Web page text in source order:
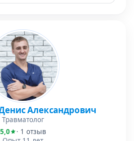
Александрович
Травматолог
5,0
· 1 отзыв